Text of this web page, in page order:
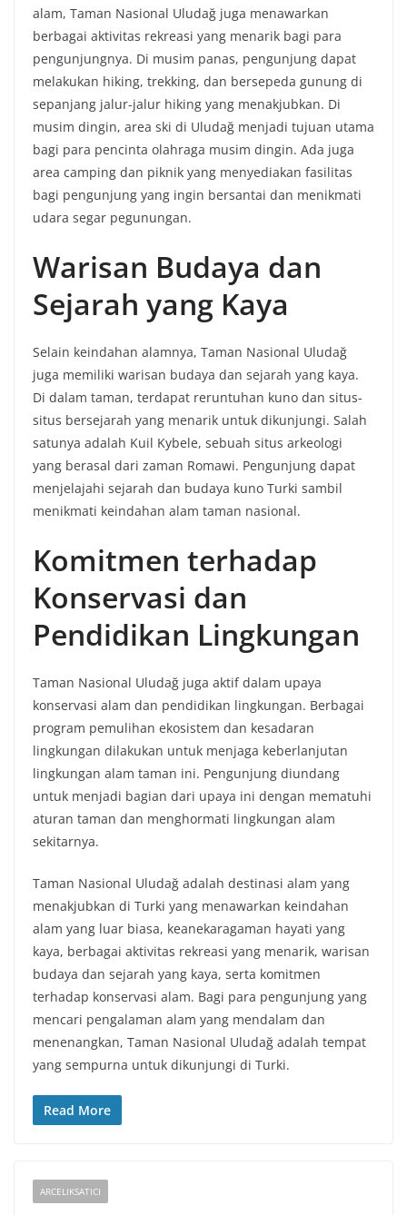
alam, Taman Nasional Uludağ juga menawarkan
berbagai aktivitas rekreasi yang menarik bagi para
pengunjungnya. Di musim panas, pengunjung dapat
melakukan hiking, trekking, dan bersepeda gunung di
sepanjang jalur-jalur hiking yang menakjubkan. Di
musim dingin, area ski di Uludağ menjadi tujuan utama
bagi para pencinta olahraga musim dingin. Ada juga
area camping dan piknik yang menyediakan fasilitas
bagi pengunjung yang ingin bersantai dan menikmati
udara segar pegunungan.
Warisan Budaya dan
Sejarah yang Kaya
Selain keindahan alamnya, Taman Nasional Uludağ
juga memiliki warisan budaya dan sejarah yang kaya.
Di dalam taman, terdapat reruntuhan kuno dan situs-
situs bersejarah yang menarik untuk dikunjungi. Salah
satunya adalah Kuil Kybele, sebuah situs arkeologi
yang berasal dari zaman Romawi. Pengunjung dapat
menjelajahi sejarah dan budaya kuno Turki sambil
menikmati keindahan alam taman nasional.
Komitmen terhadap
Konservasi dan
Pendidikan Lingkungan
Taman Nasional Uludağ juga aktif dalam upaya
konservasi alam dan pendidikan lingkungan. Berbagai
program pemulihan ekosistem dan kesadaran
lingkungan dilakukan untuk menjaga keberlanjutan
lingkungan alam taman ini. Pengunjung diundang
untuk menjadi bagian dari upaya ini dengan mematuhi
aturan taman dan menghormati lingkungan alam
sekitarnya.
Taman Nasional Uludağ adalah destinasi alam yang
menakjubkan di Turki yang menawarkan keindahan
alam yang luar biasa, keanekaragaman hayati yang
kaya, berbagai aktivitas rekreasi yang menarik, warisan
budaya dan sejarah yang kaya, serta komitmen
terhadap konservasi alam. Bagi para pengunjung yang
mencari pengalaman alam yang mendalam dan
menenangkan, Taman Nasional Uludağ adalah tempat
yang sempurna untuk dikunjungi di Turki.
Read More
ARCELIKSATICI